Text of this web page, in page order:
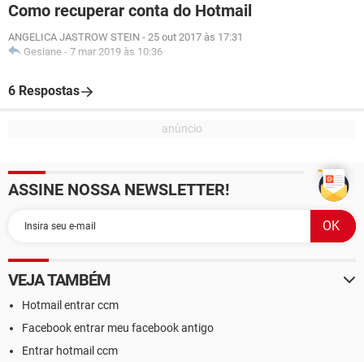
Como recuperar conta do Hotmail
ANGELICA JASTROW STEIN - 25 out 2017 às 17:31
Gesiane - 7 mar 2019 às 10:36
6 Respostas
ASSINE NOSSA NEWSLETTER!
VEJA TAMBÉM
Hotmail entrar ccm
Facebook entrar meu facebook antigo
Entrar hotmail ccm